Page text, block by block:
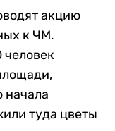
акцию
к ЧМ.
человек
начала
туда цветы